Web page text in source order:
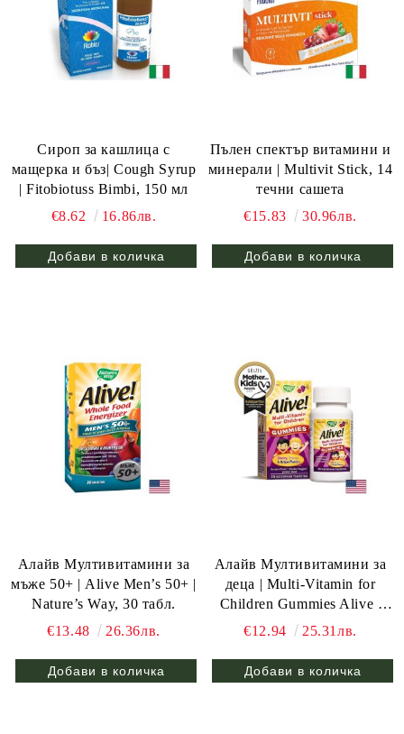
Сироп за кашлица с
мащерка и бъз| Cough Syrup
| Fitobiotuss Bimbi, 150 мл
€8.62
16.86лв.
Пълен спектър витамини и
минерали | Multivit Stick, 14
течни сашета
€15.83
30.96лв.
Aлайв Mултивитамини за
мъже 50+ | Alive Men’s 50+ |
Nature’s Way, 30 табл.
€13.48
26.36лв.
Алайв Мултивитамини за
деца | Multi-Vitamin for
Children Gummies Alive |
Nature’s Way, 30 желирани
€12.94 25.31лв.